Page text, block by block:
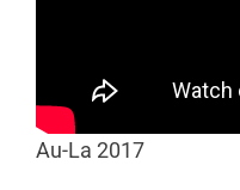
Au-La 2017